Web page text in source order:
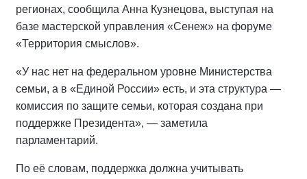
регионах, сообщила Анна Кузнецова, выступая на
базе мастерской управления «Сенеж» на форуме
«Территория смыслов».
«У нас нет на федеральном уровне Министерства
семьи, а в «Единой России» есть, и эта структура —
комиссия по защите семьи, которая создана при
поддержке Президента», — заметила
парламентарий.
По её словам, поддержка должна учитывать